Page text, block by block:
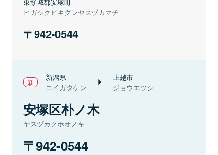
ヒガシクビキグンヤスヅカマチ
942-0544
新潟県
ニイガタケン
上越市
ジョウエツシ
安塚区朴ノ木
ヤスヅカクホオノキ
942-0544